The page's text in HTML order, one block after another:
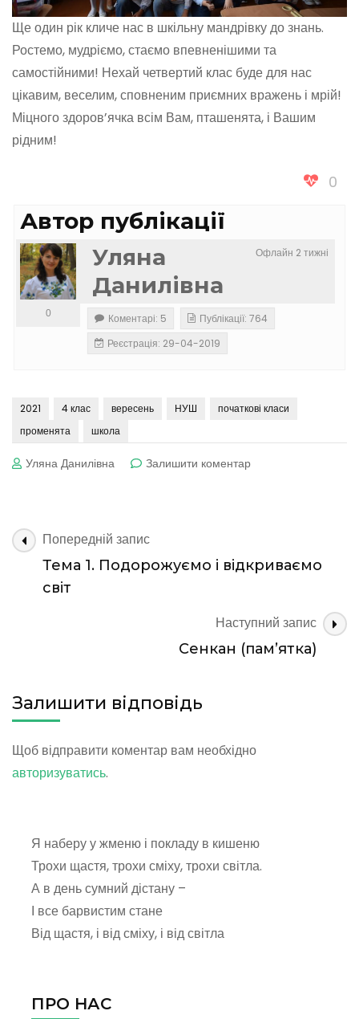
Ще один рік кличе нас в шкільну мандрівку до знань.
Ростемо, мудріємо, стаємо впевненішими та
самостійними! Нехай четвертий клас буде для нас
цікавим, веселим, сповненим приємних вражень і мрій!
Міцного здоров’ячка всім Вам, пташенята, і Вашим
рідним!
0
Автор публікації
Офлайн 2 тижні
Уляна
Данилівна
0 Коментарі: 5
Публікації: 764
Реєстрація: 29-04-2019
2021 4 клас вересень НУШ
початкові класи
променята
школа
Уляна Данилівна Залишити коментардо
Навігація
по
запису
Попередній запис
Тема 1. Подорожуємо і відкриваємо
світ
Наступний запис
Сенкан (пам’ятка)
Залишити відповідь
Щоб відправити коментар вам необхідно
авторизуватись.
Я наберу у жменю і покладу в кишеню
Трохи щастя, трохи сміху, трохи світла.
А в день сумний дістану –
І все барвистим стане
Від щастя, і від сміху, і від світла
ПРО НАС